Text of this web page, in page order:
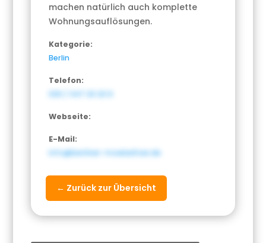
machen natürlich auch komplette
Wohnungsauflösungen.
Kategorie:
Berlin
Telefon:
030 / 447 20 20 6
Webseite:
E-Mail:
info@berliner-moebeltaxi.de
← Zurück zur Übersicht